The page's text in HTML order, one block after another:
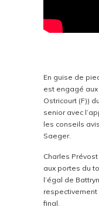
En guise de
est engagé
Ostricourt (F))
senior avec
les conseils
Saeger.
Charles
aux portes du
l’égal de
final.